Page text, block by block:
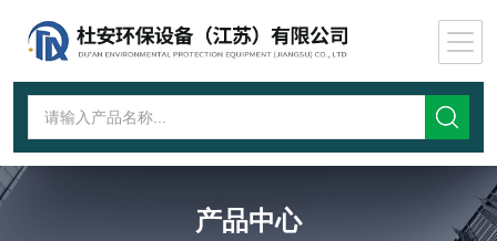
产品中心